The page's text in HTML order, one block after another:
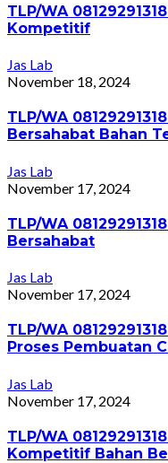
TLP/WA
Kompetitif
Jas Lab
November 18, 2024
TLP/WA
Bersahabat Bahan
Jas Lab
November 17, 2024
TLP/WA
Bersahabat
Jas Lab
November 17, 2024
TLP/WA
Proses Pembuatan
Jas Lab
November 17, 2024
TLP/WA
Kompetitif Bahan